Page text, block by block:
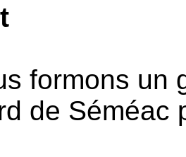
formons un
de Séméac